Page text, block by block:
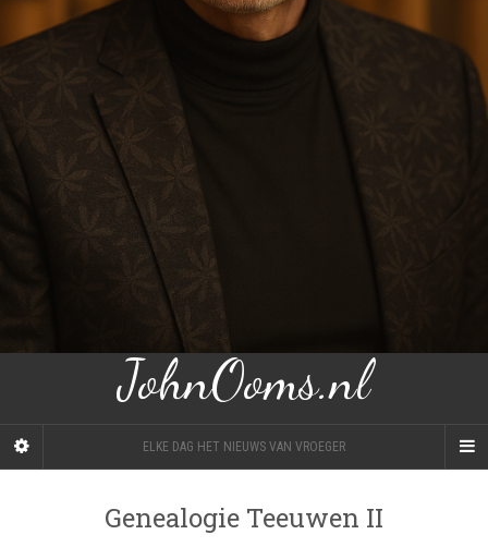
JohnOoms.nl
ELKE DAG HET NIEUWS VAN VROEGER
Genealogie Teeuwen II